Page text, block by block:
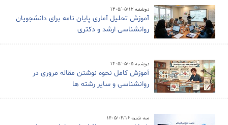
دوشنبه ۱۴۰۵/۰۵/۱۲
آموزش تحلیل آماری پایان نامه برای دانشجویان
روانشناسی ارشد و دکتری
دوشنبه ۱۴۰۵/۰۵/۰۵
آموزش کامل نحوه نوشتن مقاله مروری در
روانشناسی و سایر رشته ها
سه شنبه ۱۴۰۵/۰۴/۱۶